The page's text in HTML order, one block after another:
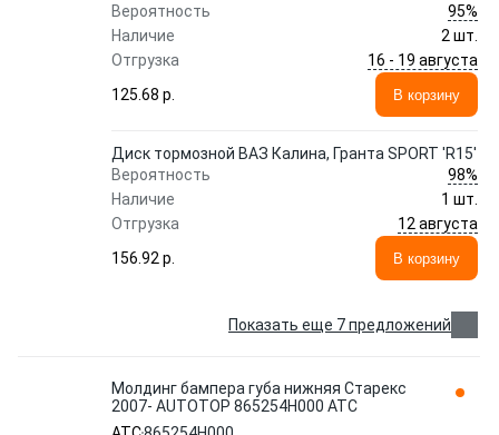
Вероятность
95%
Наличие
2 шт.
Отгрузка
16 - 19 августа
125.68 p.
В корзину
Диск тормозной ВАЗ Калина, Гранта SPORT 'R15'
Вероятность
98%
Наличие
1 шт.
Отгрузка
12 августа
156.92 p.
В корзину
Показать еще 7 предложений
Молдинг бампера губа нижняя Старекс
2007- AUTOTOP 865254H000 ATC